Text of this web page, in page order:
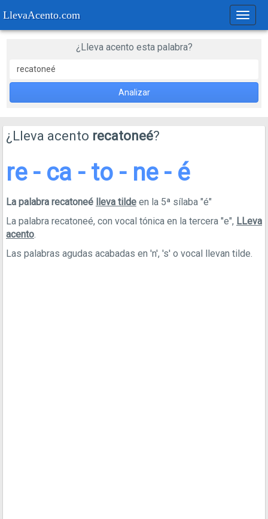
LlevaAcento.com
de
¿Lleva acento esta palabra?
Analizar
¿Lleva acento recatoneé?
re - ca - to - ne - é
La palabra recatoneé lleva tilde en la 5ª sílaba "é"
La palabra recatoneé, con vocal tónica en la tercera "e", LLeva
acento.
Las palabras agudas acabadas en 'n', 's' o vocal llevan tilde.